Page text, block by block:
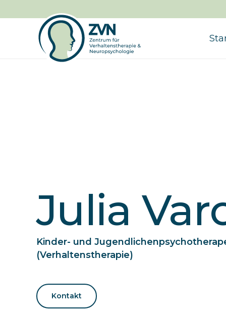
Julia
Kinder- und
(Verhaltenstherapie)
Kontakt